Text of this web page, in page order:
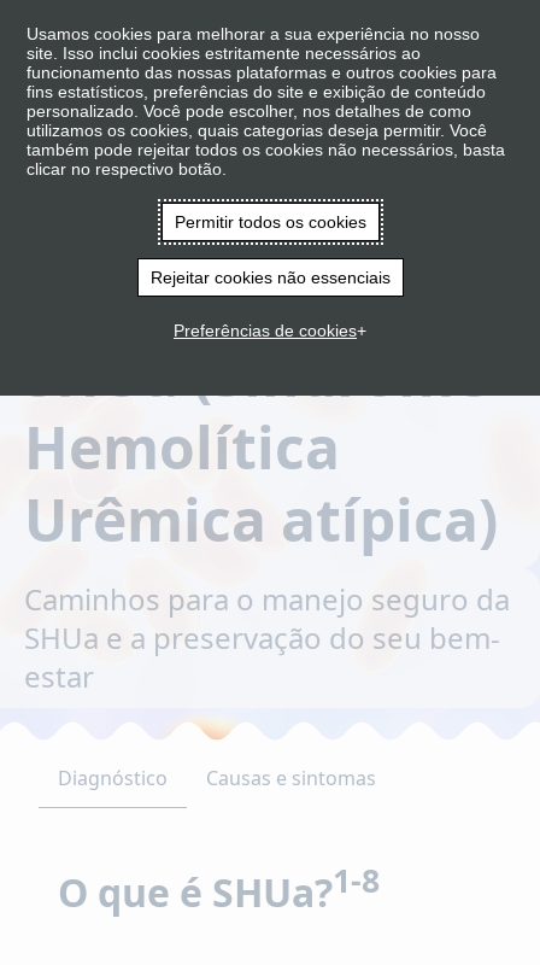
SHUa (Síndrome
Hemolítica
Urêmica atípica)
Caminhos para o manejo seguro da
SHUa e a preservação do seu bem-
estar
Diagnóstico Causas e sintomas
O que é SHUa?1-8
Usamos cookies para melhorar a sua experiência no nosso
site. Isso inclui cookies estritamente necessários ao
funcionamento das nossas plataformas e outros cookies para
fins estatísticos, preferências do site e exibição de conteúdo
personalizado. Você pode escolher, nos detalhes de como
utilizamos os cookies, quais categorias deseja permitir. Você
também pode rejeitar todos os cookies não necessários, basta
clicar no respectivo botão.
Permitir todos os cookies
Rejeitar cookies não essenciais
Preferências de cookies